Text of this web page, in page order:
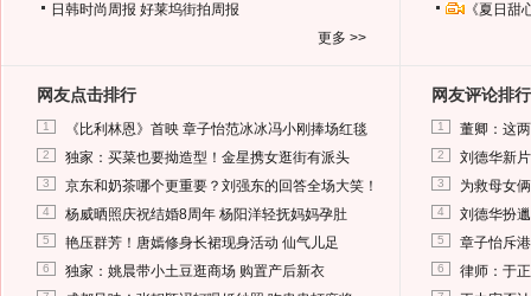
日韩时尚周报 好莱坞街拍周报
更多 >>
《夏日
网友点击排行
1 《比利林恩》首映 章子怡范冰冰冯小刚捧场红毯
2 独家：买菜也要拗造型！金星携女逛街有派头
3 京东和奶茶哪个更重要？刘强东的回答全场大笑！
4 杨威晒照庆祝结婚8周年 杨阳洋轻抚妈妈孕肚
5 艳压群芳！唐嫣修身长裙现身活动 仙气儿足
6 独家：姚晨带小土豆逛商场 购置产后新衣
网友评论排行
1 董卿：这
2 刘德华新
3 为救母女
4 刘德华扮
5 章子怡斥
6 律师：于